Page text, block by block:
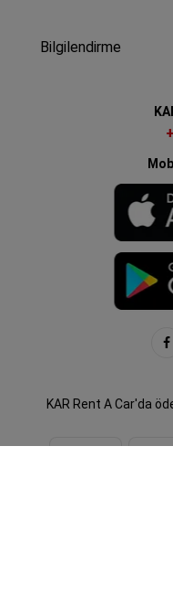
Bilgilendirme
KAR Rent A Car'da